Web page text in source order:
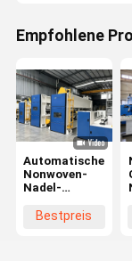
Empfohlene
Automatische
Nonwoven-
Nadel-
Produktionslinie
Bestpreis